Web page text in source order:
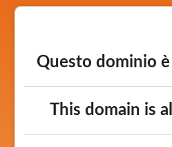
Questo dominio
This domain is